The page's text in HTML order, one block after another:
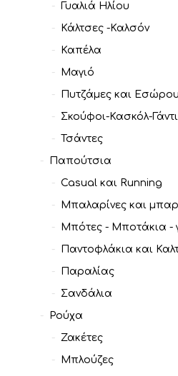
Γυαλιά Ηλίου
Κάλτσες -Καλσόν
Καπέλα
Μαγιό
Πυτζάμες και
Σκούφοι-Κασκόλ-
Τσάντες
Παπούτσια
Casual και Running
Μπαλαρίνες και
Μπότες - Μποτάκια -
Παντοφλάκια και
Παραλίας
Σανδάλια
Ρούχα
Ζακέτες
Μπλούζες